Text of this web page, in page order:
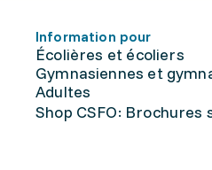
Information pour
Écolières et écoliers
Gymnasiennes et
Adultes
Shop CSFO: